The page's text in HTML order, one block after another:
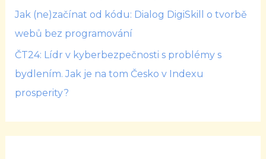
Jak (ne)začínat od kódu: Dialog DigiSkill o tvorbě
webů bez programování
ČT24: Lídr v kyberbezpečnosti s problémy s
bydlením. Jak je na tom Česko v Indexu
prosperity?